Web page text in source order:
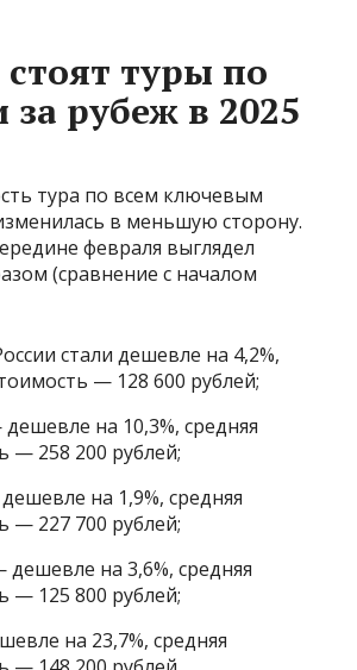
туры по
за рубеж в 2025
тура по всем ключевым
в меньшую сторону.
февраля выглядел
(сравнение с началом
стали дешевле на 4,2%,
— 128 600 рублей;
на 10,3%, средняя
— 258 200 рублей;
на 1,9%, средняя
— 227 700 рублей;
дешевле на 3,6%, средняя
— 125 800 рублей;
на 23,7%, средняя